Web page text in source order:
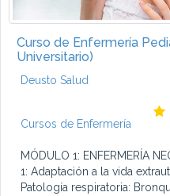
Curso de Enfermería
Universitario)
Deusto Salud
Cursos de Enfermería
MÓDULO 1: ENFERMERÍA
1: Adaptación a la vida
Patología respiratoria: